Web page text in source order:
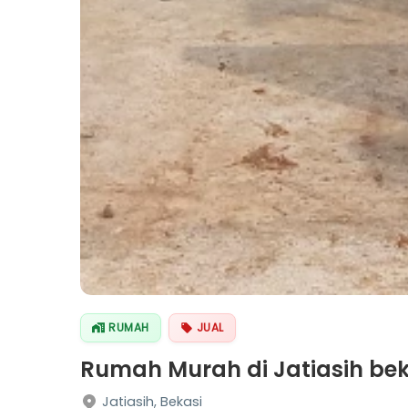
RUMAH JUAL
Rumah Murah di Jatiasih
Jatiasih, Bekasi